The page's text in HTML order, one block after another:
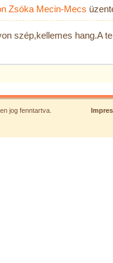
Zsóka Mecin-Mecs
szép,kellemes hang.A
jog fenntartva.